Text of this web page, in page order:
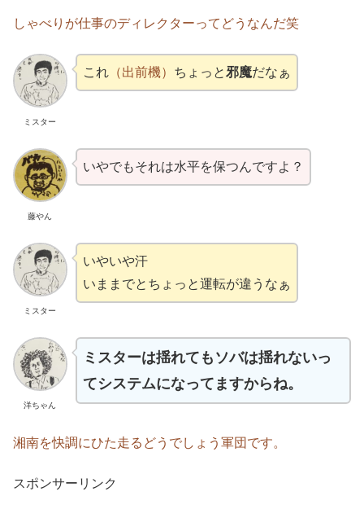
しゃべりが仕事のディレクターってどうなんだ笑
ミスター
これ（出前機） ちょっと邪魔だなぁ
藤やん
いやでもそれは水平を保つんですよ？
ミスター
いやいや汗
いままでとちょっと運転が違うなぁ
洋ちゃん
ミスターは揺れてもソバは揺れないっ
てシステムになってますからね。
湘南を快調にひた走るどうでしょう軍団です。
スポンサーリンク